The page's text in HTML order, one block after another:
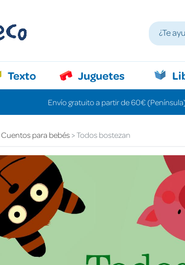
Texto Juguetes
Envío gratuito a partir de 60€
Cuentos para bebés Todos bostezan